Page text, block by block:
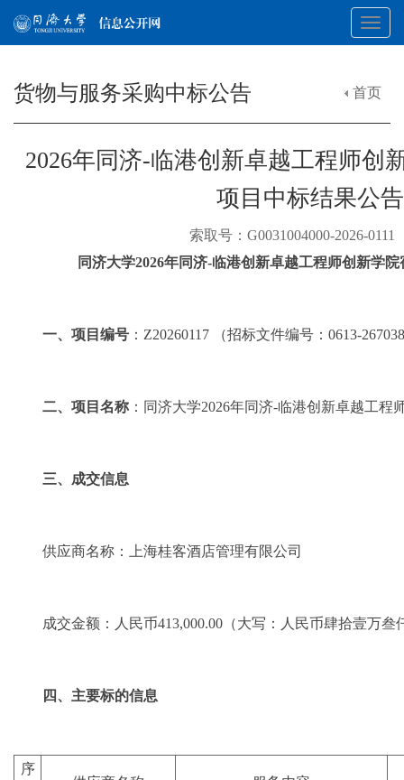
货物与服务采购中标公告 首页
2026年同济-临港创新卓越工程师创
项目中标结果公告
索取号：G0031004000-2026-
同济大学2026年同济-临港创新卓越工程师创新学
一、项目编号 ： Z20260117 （招标文件编号： 0613-
二、项目名称 ： 同济大学2026年同济-临港创新卓越工程
三、成交信息
供应商名称： 上海桂客酒店管理有限公司
成交金额： 人民币413,000.00 （大写：人民币肆拾壹万叁
四、主要标的信息
序